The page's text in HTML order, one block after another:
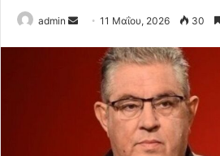
admin
Send
email
11 Μαΐου, 2026 30